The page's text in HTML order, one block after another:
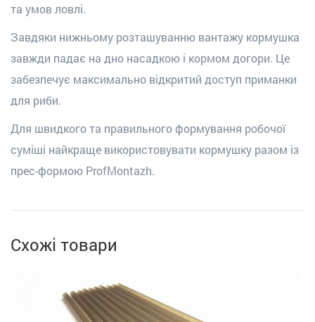
та умов ловлі.
Завдяки нижньому розташуванню вантажу кормушка
завжди падає на дно насадкою і кормом догори. Це
забезпечує максимально відкритий доступ приманки
для риби.
Для швидкого та правильного формування робочої
суміші найкраще використовувати кормушку разом із
прес-формою ProfMontazh.
Схожі товари